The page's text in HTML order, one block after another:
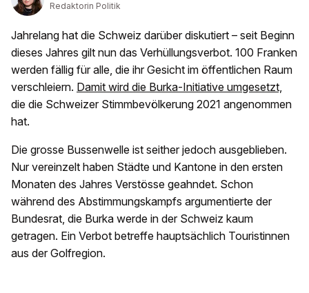
Redaktorin Politik
Jahrelang hat die Schweiz darüber diskutiert – seit Beginn
dieses Jahres gilt nun das Verhüllungsverbot. 100 Franken
werden fällig für alle, die ihr Gesicht im öffentlichen Raum
verschleiern. Damit wird die Burka-Initiative umgesetzt,
die die Schweizer Stimmbevölkerung 2021 angenommen
hat.
Die grosse Bussenwelle ist seither jedoch ausgeblieben.
Nur vereinzelt haben Städte und Kantone in den ersten
Monaten des Jahres Verstösse geahndet. Schon
während des Abstimmungskampfs argumentierte der
Bundesrat, die Burka werde in der Schweiz kaum
getragen. Ein Verbot betreffe hauptsächlich Touristinnen
aus der Golfregion.